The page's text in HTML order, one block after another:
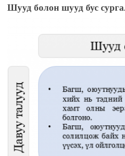
Шууд болон шууд бус